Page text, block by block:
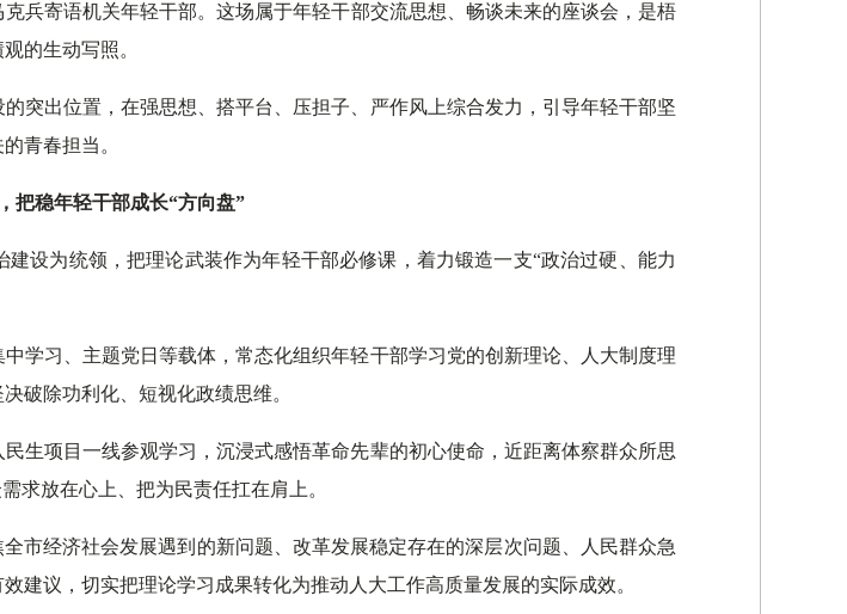
兵寄语机关年轻干部。这场属于年轻干部交流思想、畅谈未来的座谈会，是梧
的生动写照。
突出位置，在强思想、搭平台、压担子、严作风上综合发力，引导年轻干部坚
青春担当。
把稳年轻干部成长“方向盘”
设为统领，把理论武装作为年轻干部必修课，着力锻造一支“政治过硬、能力
学习、主题党日等载体，常态化组织年轻干部学习党的创新理论、人大制度理
破除功利化、短视化政绩思维。
生项目一线参观学习，沉浸式感悟革命先辈的初心使命，近距离体察群众所思
求放在心上、把为民责任扛在肩上。
市经济社会发展遇到的新问题、改革发展稳定存在的深层次问题、人民群众急
建议，切实把理论学习成果转化为推动人大工作高质量发展的实际成效。